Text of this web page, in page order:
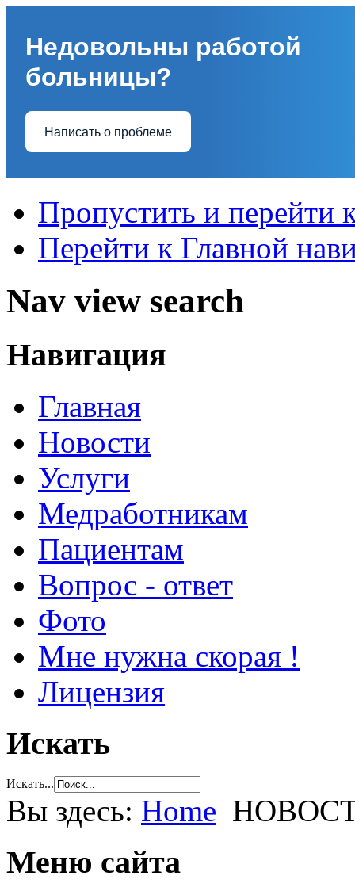
Недовольны работой
больницы?
Написать о проблеме
Пропустить и перейти
Перейти к Главной
Nav view search
Навигация
Главная
Новости
Услуги
Медработникам
Пациентам
Вопрос - ответ
Фото
Мне нужна скорая !
Лицензия
Искать
Искать...
Вы здесь: Home
Меню сайта